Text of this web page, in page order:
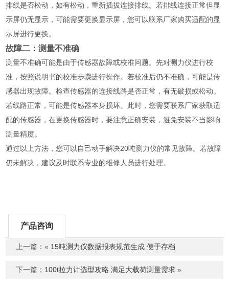
排线是否松动，如有松动，重新插拔连接排线。若排线连接正常但显
示屏仍无显示，可能需要更换显示屏，您可以联系厂家购买适配的显
示屏进行更换。
故障二：测量不准确
测量不准确可能是由于传感器故障或校准问题。先对测力仪进行校
准，按照说明书的校准步骤进行操作。若校准后仍不准确，可能是传
感器出现故障。检查传感器的连接线路是否正常，有无破损或松动。
若线路正常，可能是传感器本身损坏。此时，您需要联系厂家获取适
配的传感器，在更换传感器时，要注意正确安装，避免安装不当影响
测量精度。
通过以上方法，您可以自己动手解决20吨测力仪的常见故障。若故障
仍未解决，建议及时联系专业的维修人员进行处理。
产品咨询
上一篇：« 15吨测力仪数据报表规范生成 便于存档
下一篇： 100t拉力计选型攻略 满足大载荷测量需求 »